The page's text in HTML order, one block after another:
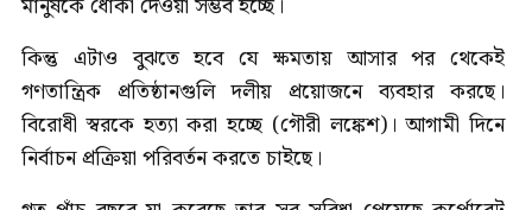
কিন্তু এটাও বুঝতে হবে যে ক্ষমতায় আসার পর থেকেই
গণতান্ত্রিক প্রতিষ্ঠানগুলি দলীয় প্রয়োজনে ব্যবহার করছে।
বিরোধী স্বরকে হত্যা করা হচ্ছে (গৌরী লঙ্কেশ)। আগামী দিনে
নির্বাচন প্রক্রিয়া পরিবর্তন করতে চাইছে।